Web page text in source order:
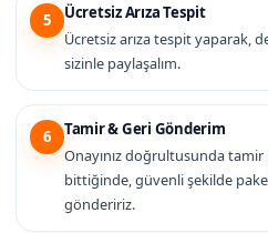
5
Ücretsiz Arıza Tespit
Ücretsiz arıza tespit yaparak,
sizinle paylaşalım.
6
Tamir & Geri Gönderim
Onayınız doğrultusunda tamir
bittiğinde, güvenli şekilde
göndeririz.